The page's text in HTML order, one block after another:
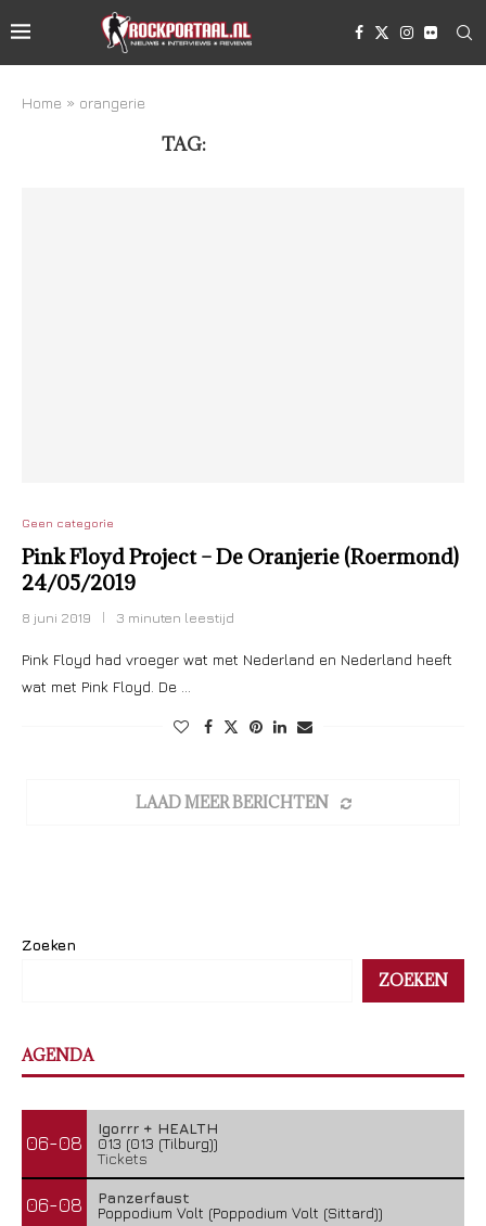
Home » orangerie
TAG:
Geen categorie
Pink Floyd Project – De Oranjerie (Roermond)
24/05/2019
8 juni 2019 3 minuten leestijd
Pink Floyd had vroeger wat met Nederland en Nederland heeft
wat met Pink Floyd. De …
LAAD MEER BERICHTEN
Zoeken
ZOEKEN
AGENDA
06-08
Igorrr + HEALTH
013 (013 (Tilburg))
Tickets
06-08
Panzerfaust
Poppodium Volt (Poppodium Volt (Sittard))